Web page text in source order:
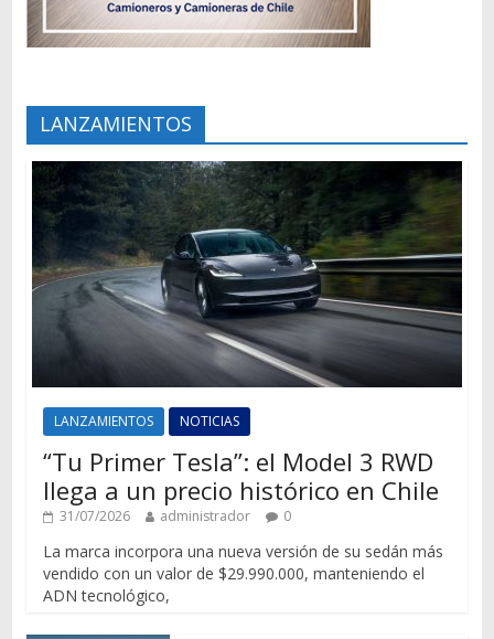
LANZAMIENTOS
LANZAMIENTOS NOTICIAS
“Tu Primer Tesla”: el Model 3 RWD
llega a un precio histórico en Chile
31/07/2026 administrador 0
La marca incorpora una nueva versión de su sedán más
vendido con un valor de $29.990.000, manteniendo el
ADN tecnológico,